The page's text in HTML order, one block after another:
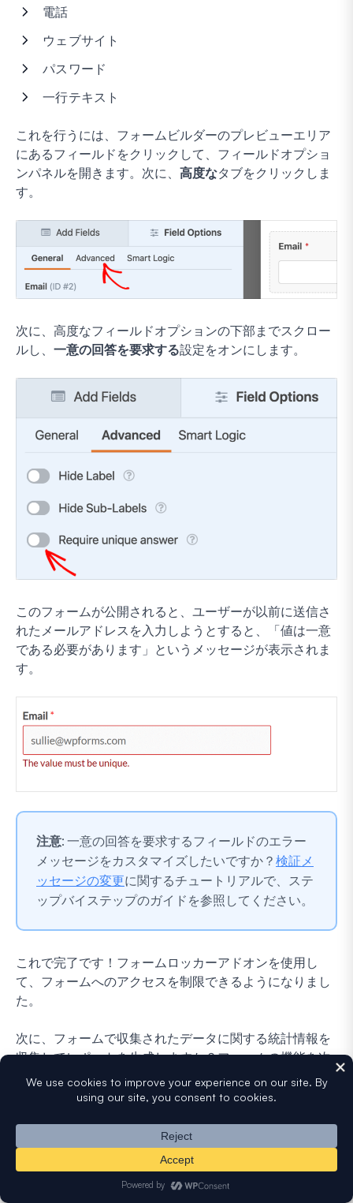
電話
ウェブサイト
パスワード
一行テキスト
これを行うには、フォームビルダーのプレビューエリア
にあるフィールドをクリックして、フィールドオプショ
ンパネルを開きます。次に、 高度なタブをクリックしま
す。
次に、高度なフィールドオプションの下部までスクロー
ルし、 一意の回答を要求する設定をオンにします。
このフォームが公開されると、ユーザーが以前に送信さ
れたメールアドレスを入力しようとすると、「値は一意
である必要があります」というメッセージが表示されま
す。
注意: 一意の回答を要求するフィールドのエラー
メッセージをカスタマイズしたいですか？ 検証メ
ッセージの変更に関するチュートリアルで、ステ
ップバイステップのガイドを参照してください。
これで完了です！フォームロッカーアドオンを使用し
て、フォームへのアクセスを制限できるようになりまし
た。
次に、フォームで収集されたデータに関する統計情報を
収集してレポートを生成しますか？フォームの機能を次
のレベルに引き上げるために、
アンケートおよび投票ア
を必ず確認してください。
この記事は役に立ちましたか？